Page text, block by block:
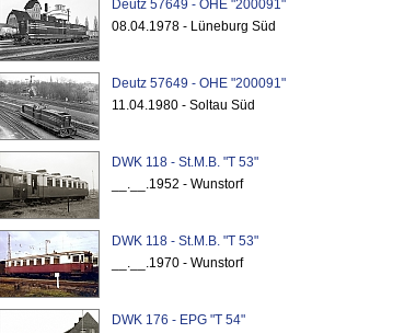
Deutz 57649 - OHE "200091"
08.04.1978 - Lüneburg Süd
Deutz 57649 - OHE "200091"
11.04.1980 - Soltau Süd
DWK 118 - St.M.B. "T 53"
__.__.1952 - Wunstorf
DWK 118 - St.M.B. "T 53"
__.__.1970 - Wunstorf
DWK 176 - EPG "T 54"